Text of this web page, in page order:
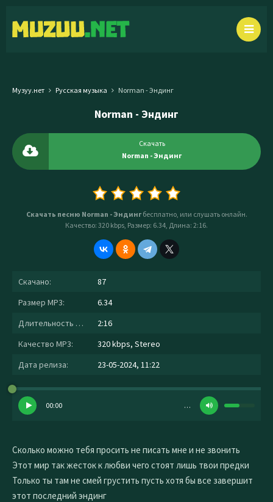
Музуу.нет Русская музыка Norman - Эндинг
Norman - Эндинг
Скачать
Norman - Эндинг
Скачать песню Norman - Эндингбесплатно, или слушать онлайн.
Качество: 320 kbps, Размер: 6.34, Длина: 2:16.
Скачано:
87
Размер MP3:
6.34
Длительность MP3:
2:16
Качество MP3:
320 kbps, Stereo
Дата релиза:
23-05-2024, 11:22
00:00 …
Сколько можно тебя просить не писать мне и не звонить
Этот мир так жесток к любви чего стоят лишь твои предки
Только ты там не смей грустить пусть хотя бы все завершит
этот последний эндинг